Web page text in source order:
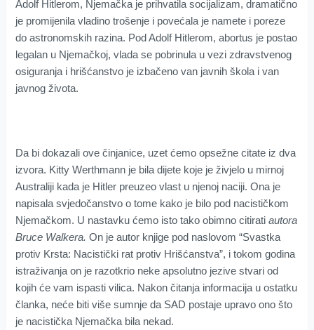
Adolf Hitlerom, Njemačka je prihvatila socijalizam, dramatično
je promijenila vladino trošenje i povećala je namete i poreze
do astronomskih razina. Pod Adolf Hitlerom, abortus je postao
legalan u Njemačkoj, vlada se pobrinula u vezi zdravstvenog
osiguranja i hrišćanstvo je izbačeno van javnih škola i van
javnog života.
Da bi dokazali ove činjanice, uzet ćemo opsežne citate iz dva
izvora. Kitty Werthmann je bila dijete koje je živjelo u mirnoj
Australiji kada je Hitler preuzeo vlast u njenoj naciji. Ona je
napisala svjedočanstvo o tome kako je bilo pod nacističkom
Njemačkom. U nastavku ćemo isto tako obimno citirati autora
Bruce Walkera. On je autor knjige pod naslovom “Svastka
protiv Krsta: Nacistički rat protiv Hrišćanstva”, i tokom godina
istraživanja on je razotkrio neke apsolutno jezive stvari od
kojih će vam ispasti vilica. Nakon čitanja informacija u ostatku
članka, neće biti više sumnje da SAD postaje upravo ono što
je nacistička Njemačka bila nekad.